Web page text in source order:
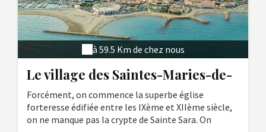
à 59.5 Km de chez nous
Le village des Saintes-Maries-de-
la-Mer
Forcément, on commence la superbe église
forteresse édifiée entre les IXème et XIIème siècle,
on ne manque pas la crypte de Sainte Sara. On